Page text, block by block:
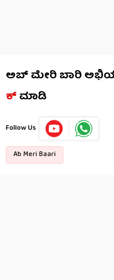
ಅಬ್ ಮೇರಿ ಬಾರಿ
ಕ್ಮಾಡಿ
Follow Us
Ab Meri Baari